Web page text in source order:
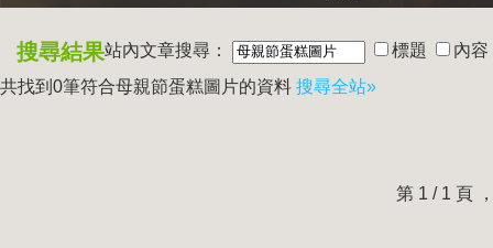
搜尋結果站內文章搜尋： 標題
內容
共找到0筆符合母親節蛋糕圖片的資料 搜尋全站»
第 1 / 1